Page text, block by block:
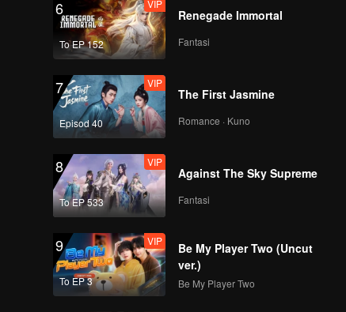
6
To EP 152
VIP
Renegade Immortal
Fantasi
7
Episod 40
VIP
The First Jasmine
Romance · Kuno
8
To EP 533
VIP
Against The Sky Supreme
Fantasi
9
To EP 3
VIP
Be My Player Two (Uncut
ver.)
Be My Player Two